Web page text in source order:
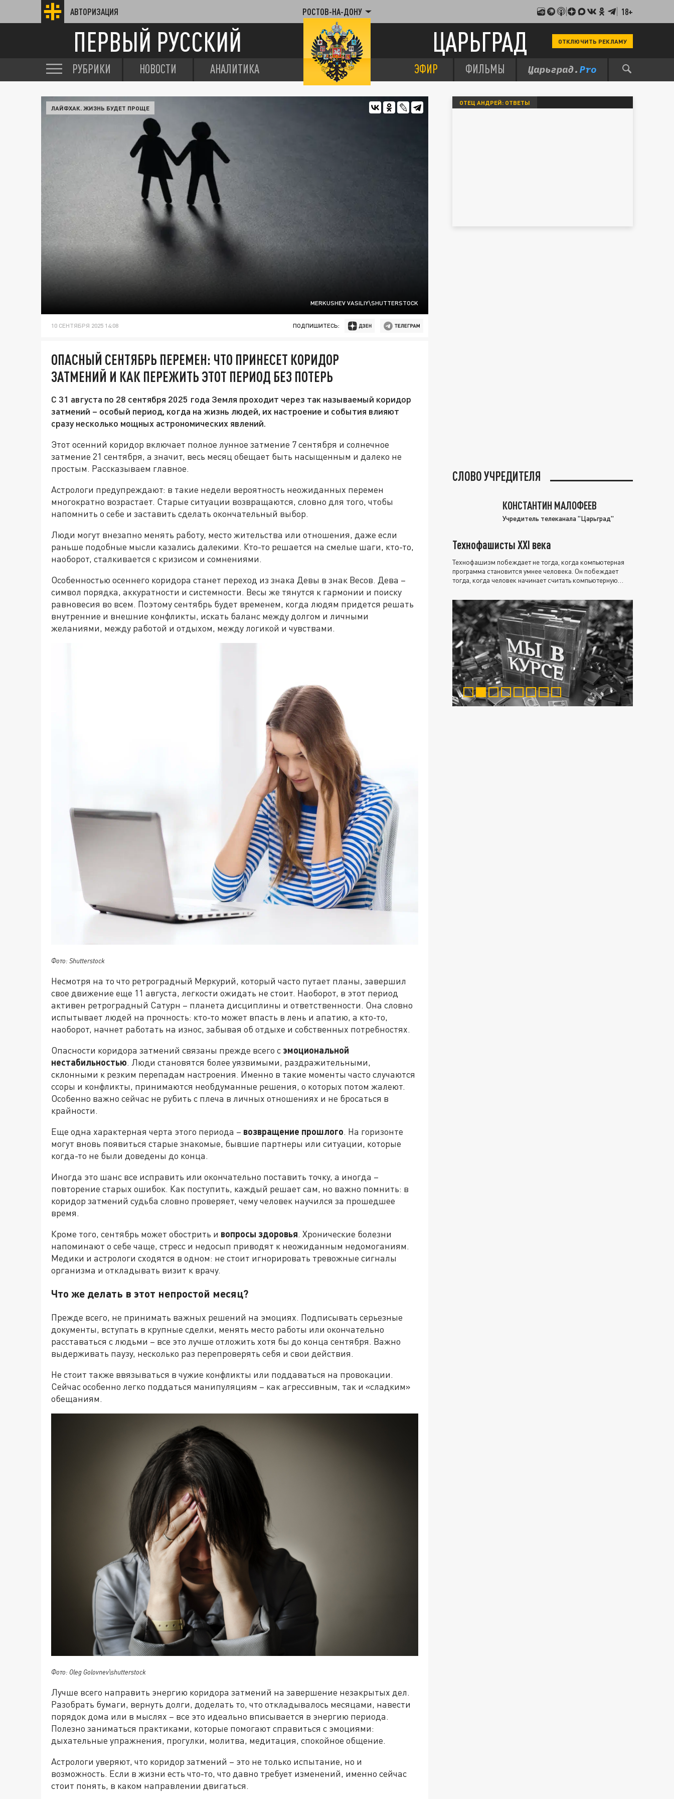
АВТОРИЗАЦИЯ РОСТОВ-НА-ДОНУ 18+
ПЕРВЫЙ РУССКИЙ ЦАРЬГРАД ОТКЛЮЧИТЬ РЕКЛАМУ
РУБРИКИ НОВОСТИ АНАЛИТИКА ЭФИР ФИЛЬМЫ
MERKUSHEV VASILIY\SHUTTERSTOCK
ЛАЙФХАК. ЖИЗНЬ БУДЕТ ПРОЩЕ
10 СЕНТЯБРЯ 2025 14:08 ПОДПИШИТЕСЬ:
ОПАСНЫЙ СЕНТЯБРЬ ПЕРЕМЕН: ЧТО ПРИНЕСЕТ КОРИДОР
ЗАТМЕНИЙ И КАК ПЕРЕЖИТЬ ЭТОТ ПЕРИОД БЕЗ ПОТЕРЬ
С 31 августа по 28 сентября 2025 года Земля проходит через так называемый коридор
затмений – особый период, когда на жизнь людей, их настроение и события влияют
сразу несколько мощных астрономических явлений.
Этот осенний коридор включает полное лунное затмение 7 сентября и солнечное
затмение 21 сентября, а значит, весь месяц обещает быть насыщенным и далеко не
простым. Рассказываем главное.
Астрологи предупреждают: в такие недели вероятность неожиданных перемен
многократно возрастает. Старые ситуации возвращаются, словно для того, чтобы
напомнить о себе и заставить сделать окончательный выбор.
Люди могут внезапно менять работу, место жительства или отношения, даже если
раньше подобные мысли казались далекими. Кто-то решается на смелые шаги, кто-то,
наоборот, сталкивается с кризисом и сомнениями.
Особенностью осеннего коридора станет переход из знака Девы в знак Весов. Дева –
символ порядка, аккуратности и системности. Весы же тянутся к гармонии и поиску
равновесия во всем. Поэтому сентябрь будет временем, когда людям придется решать
внутренние и внешние конфликты, искать баланс между долгом и личными
желаниями, между работой и отдыхом, между логикой и чувствами.
Фото: Shutterstock
Несмотря на то что ретроградный Меркурий, который часто путает планы, завершил
свое движение еще 11 августа, легкости ожидать не стоит. Наоборот, в этот период
активен ретроградный Сатурн – планета дисциплины и ответственности. Она словно
испытывает людей на прочность: кто-то может впасть в лень и апатию, а кто-то,
наоборот, начнет работать на износ, забывая об отдыхе и собственных потребностях.
Опасности коридора затмений связаны прежде всего с эмоциональной
нестабильностью. Люди становятся более уязвимыми, раздражительными,
склонными к резким перепадам настроения. Именно в такие моменты часто случаются
ссоры и конфликты, принимаются необдуманные решения, о которых потом жалеют.
Особенно важно сейчас не рубить с плеча в личных отношениях и не бросаться в
крайности.
Еще одна характерная черта этого периода – возвращение прошлого. На горизонте
могут вновь появиться старые знакомые, бывшие партнеры или ситуации, которые
когда-то не были доведены до конца.
Иногда это шанс все исправить или окончательно поставить точку, а иногда –
повторение старых ошибок. Как поступить, каждый решает сам, но важно помнить: в
коридор затмений судьба словно проверяет, чему человек научился за прошедшее
время.
Кроме того, сентябрь может обострить и вопросы здоровья. Хронические болезни
напоминают о себе чаще, стресс и недосып приводят к неожиданным недомоганиям.
Медики и астрологи сходятся в одном: не стоит игнорировать тревожные сигналы
организма и откладывать визит к врачу.
Что же делать в этот непростой месяц?
Прежде всего, не принимать важных решений на эмоциях. Подписывать серьезные
документы, вступать в крупные сделки, менять место работы или окончательно
расставаться с людьми – все это лучше отложить хотя бы до конца сентября. Важно
выдерживать паузу, несколько раз перепроверять себя и свои действия.
Не стоит также ввязываться в чужие конфликты или поддаваться на провокации.
Сейчас особенно легко поддаться манипуляциям – как агрессивным, так и «сладким»
обещаниям.
Фото: Oleg Golovnev\shutterstock
Лучше всего направить энергию коридора затмений на завершение незакрытых дел.
Разобрать бумаги, вернуть долги, доделать то, что откладывалось месяцами, навести
порядок дома или в мыслях – все это идеально вписывается в энергию периода.
Полезно заниматься практиками, которые помогают справиться с эмоциями:
дыхательные упражнения, прогулки, молитва, медитация, спокойное общение.
Астрологи уверяют, что коридор затмений – это не только испытание, но и
возможность. Если в жизни есть что-то, что давно требует изменений, именно сейчас
стоит понять, в каком направлении двигаться.
ОТЕЦ АНДРЕЙ: ОТВЕТЫ
СЛОВО УЧРЕДИТЕЛЯ
КОНСТАНТИН МАЛОФЕЕВ
Учредитель телеканала "Царьград"
Технофашисты XXI века
Технофашизм побеждает не тогда, когда компьютерная
программа становится умнее человека. Он побеждает
тогда, когда человек начинает считать компьютерную